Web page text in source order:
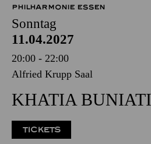
PHILHARMONIE ESSEN
Sonntag
11.04.2027
20:00 - 22:00
Alfried Krupp Saal
KHATIA
TICKETS